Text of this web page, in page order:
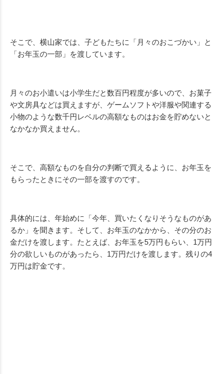
そこで、横山家では、子どもたちに「月々のおこづかい」と
「お年玉の一部」を渡しています。
月々のお小遣いは小学生だと数百円程度が多いので、お菓子
や文房具などは買えますが、ゲームソフトや洋服や関連する
小物のような数千円レベルの高額なものはお金を貯めないと
なかなか買えません。
そこで、高額なものを自分の判断で買えるように、お年玉を
もらったときにその一部を渡すのです。
具体的には、年始めに「今年、買いたくなりそうなものがあ
るか」を聞きます。そして、お年玉のなかから、その分のお
金だけを渡します。たとえば、お年玉を5万円もらい、 1万円
分の欲しいものがあったら、 1万円だけを渡します。残りの4
万円は貯金です。